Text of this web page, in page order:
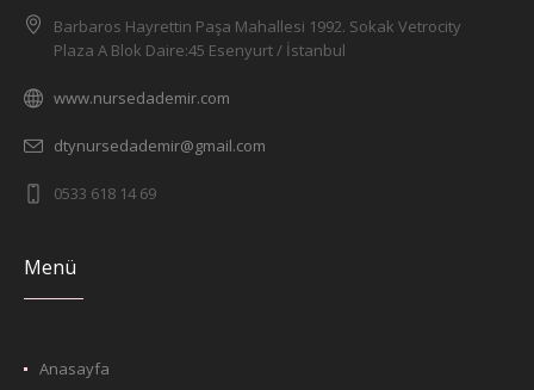
Barbaros Hayrettin Paşa Mahallesi 1992. Sokak Vetrocity
Plaza A Blok Daire:45 Esenyurt / İstanbul
www.nursedademir.com
dtynursedademir@gmail.com
0533 618 14 69
Menü
Anasayfa